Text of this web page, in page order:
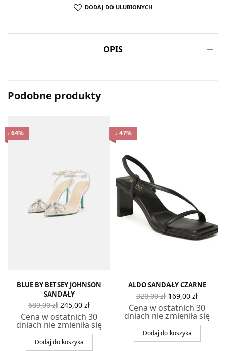
DODAJ DO ULUBIONYCH
OPIS
Podobne produkty
↓ 64%
BLUE BY BETSEY JOHNSON
SANDAŁY
689,00zł Pierwotna
cena
wynosiła:
689,00 zł.
245,00 zł
wynosi:
245,00 zł.
Cena w ostatnich 30
dniach nie zmieniła się
Dodaj do koszyka
↓ 47%
ALDO SANDAŁY CZARNE
320,00zł Pierwotna
cena
wynosiła:
320,00 zł.
169,00 zł
169,00
Cena w ostatnich 30
dniach nie zmieniła się
Dodaj do koszyka